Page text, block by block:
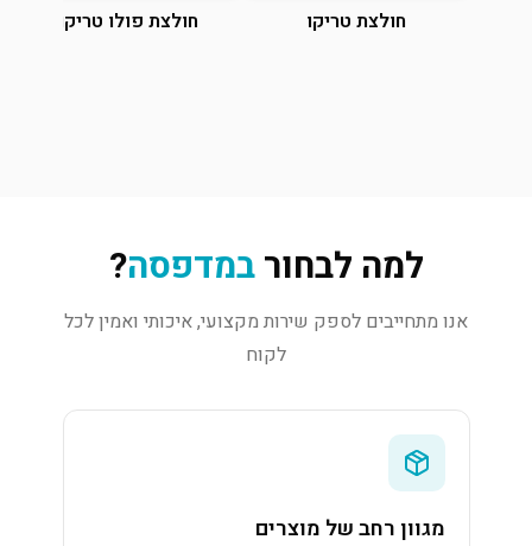
חולצת טריקו חולצת פולו טריקו
למה לבחורבמדפסה?
אנו מתחייבים לספק שירות מקצועי, איכותי ואמין לכל
לקוח
מגוון רחב של מוצרים